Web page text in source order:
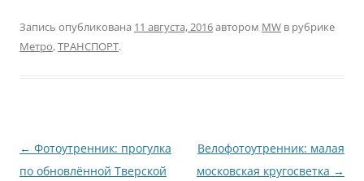
Запись опубликована 11 августа, 2016автором MW в рубрике
Метро,ТРАНСПОРТ.
Навигация
по
← Фотоутренник: прогулка
по обновлённой Тверской
Велофотоутренник: малая
московская кругосветка →